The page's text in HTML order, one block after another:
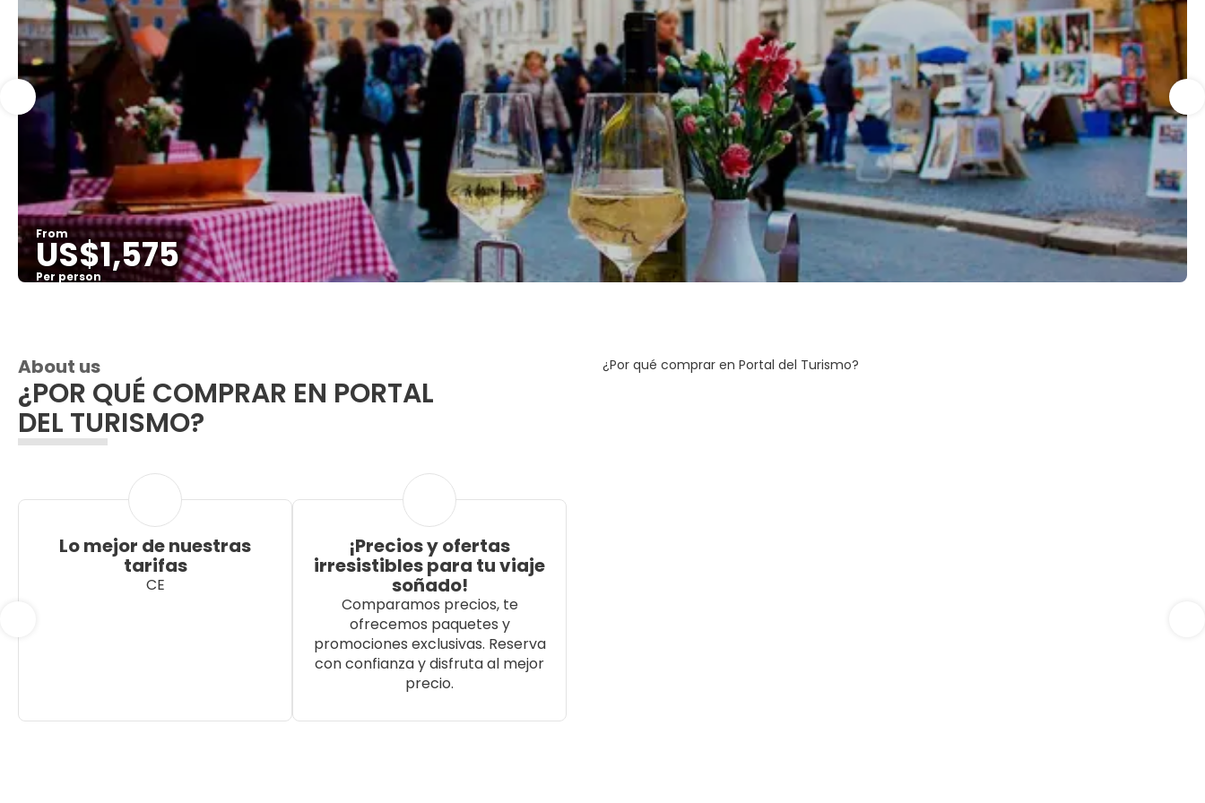
From
US$1,575
Per person
About us
¿POR QUÉ COMPRAR EN PORTAL
DEL TURISMO?
¿Por qué comprar en Portal del Turismo?
Lo mejor de nuestras
tarifas
CE
¡Precios y ofertas
irresistibles para tu viaje
soñado!
Comparamos precios, te
ofrecemos paquetes y
promociones exclusivas. Reserva
con confianza y disfruta al mejor
precio.